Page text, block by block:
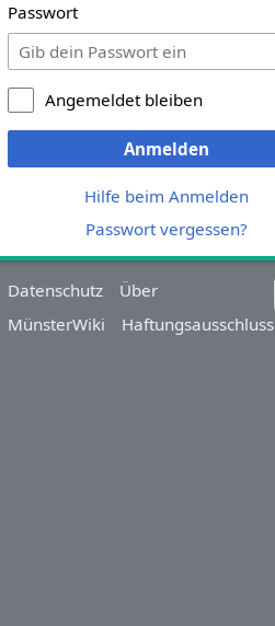
Passwort
Angemeldet bleiben
Anmelden
Hilfe beim Anmelden
Passwort vergessen?
Datenschutz
Über
MünsterWiki
Haftungsausschluss